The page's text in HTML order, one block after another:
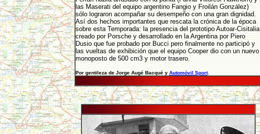
las Maserati del equipo argentino Fangio y Froilán González)
sólo lograron acompañar su desempeño con una gran dignidad.
Así dos hechos importantes que rescata la crónica de la época
sobre esta Temporada: la presencia del prototipo Autoar-Cisitalia
creado por Porsche y desarrollado en la Argentina por Piero
Dusio que fue probado por Bucci pero finalmente no participó y
las vueltas de exhibición que el equipo Cooper dio con un nuevo
monoposto de 500 cm3 y motor trasero.
Por gentileza de Jorge Augé Bacqué y Automóvil Sport.